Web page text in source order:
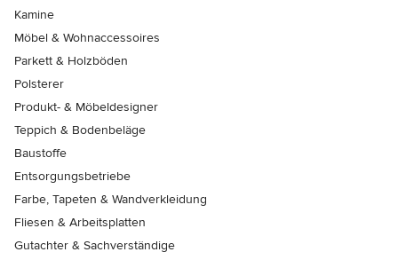
Kamine
Möbel & Wohnaccessoires
Parkett & Holzböden
Polsterer
Produkt- & Möbeldesigner
Teppich & Bodenbeläge
Baustoffe
Entsorgungsbetriebe
Farbe, Tapeten & Wandverkleidung
Fliesen & Arbeitsplatten
Gutachter & Sachverständige